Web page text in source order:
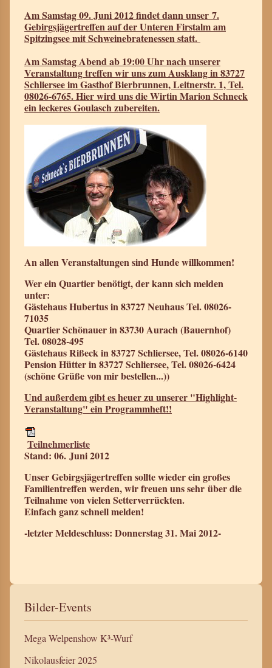
Am Samstag 09. Juni 2012 findet dann unser 7.
Gebirgsjägertreffen auf der Unteren Firstalm am
Spitzingsee mit Schweinebratenessen statt.
Am Samstag Abend ab 19:00 Uhr nach unserer
Veranstaltung treffen wir uns zum Ausklang in 83727
Schliersee im Gasthof Bierbrunnen, Leitnerstr. 1, Tel.
08026-6765. Hier wird uns die Wirtin Marion Schneck
ein leckeres Goulasch zubereiten.
An allen Veranstaltungen sind Hunde willkommen!
Wer ein Quartier benötigt, der kann sich melden
unter:
Gästehaus Hubertus in 83727 Neuhaus Tel. 08026-
71035
Quartier Schönauer in 83730 Aurach (Bauernhof)
Tel. 08028-495
Gästehaus Rißeck in 83727 Schliersee, Tel. 08026-6140
Pension Hütter in 83727 Schliersee, Tel. 08026-6424
(schöne Grüße von mir bestellen...))
Und außerdem gibt es heuer zu unserer "Highlight-
Veranstaltung" ein Programmheft!!
Teilnehmerliste
Stand: 06. Juni 2012
Unser Gebirgsjägertreffen sollte wieder ein großes
Familientreffen werden, wir freuen uns sehr über die
Teilnahme von vielen Setterverrückten.
Einfach ganz schnell melden!
-letzter Meldeschluss: Donnerstag 31. Mai 2012-
Bilder-Events
Mega Welpenshow K³-Wurf
Nikolausfeier 2025